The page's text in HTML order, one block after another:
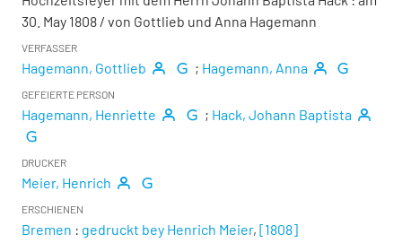
30. May 1808 / von Gottlieb und Anna Hagemann
VERFASSER
Hagemann, Gottlieb ; Hagemann, Anna
GEFEIERTE PERSON
Hagemann, Henriette ; Hack, Johann Baptista
DRUCKER
Meier, Henrich
ERSCHIENEN
Bremen : gedruckt bey Henrich Meier, [1808]